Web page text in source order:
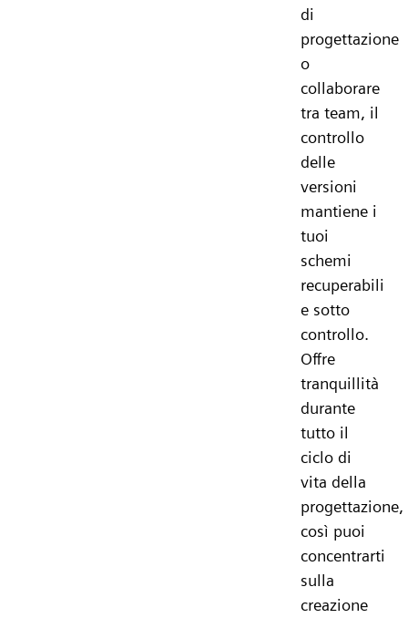
di
progettazione
o
collaborare
tra team, il
controllo
delle
versioni
mantiene i
tuoi
schemi
recuperabili
e sotto
controllo.
Offre
tranquillità
durante
tutto il
ciclo di
vita della
progettazione,
così puoi
concentrarti
sulla
creazione